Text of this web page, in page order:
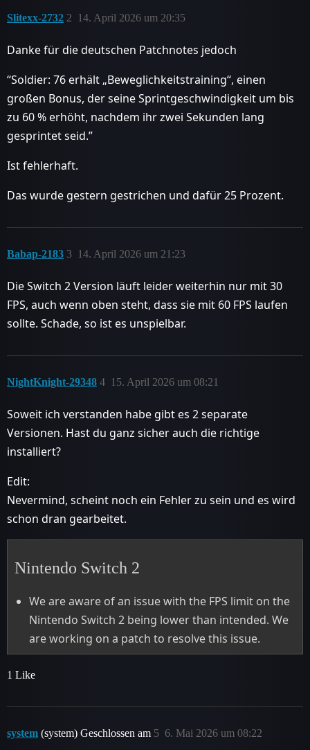
Slitexx-2732 14. April 2026 um 20:35
2
Danke für die deutschen Patchnotes jedoch
“Soldier: 76 erhält „Beweglichkeitstraining“, einen
großen Bonus, der seine Sprintgeschwindigkeit um bis
zu 60 % erhöht, nachdem ihr zwei Sekunden lang
gesprintet seid.”
Ist fehlerhaft.
Das wurde gestern gestrichen und dafür 25 Prozent.
Babap-2183 14. April 2026 um 21:23
3
Die Switch 2 Version läuft leider weiterhin nur mit 30
FPS, auch wenn oben steht, dass sie mit 60 FPS laufen
sollte. Schade, so ist es unspielbar.
NightKnight-29348 15. April 2026 um 08:21
4
Soweit ich verstanden habe gibt es 2 separate
Versionen. Hast du ganz sicher auch die richtige
installiert?
Edit:
Nevermind, scheint noch ein Fehler zu sein und es wird
schon dran gearbeitet.
Nintendo Switch 2
We are aware of an issue with the FPS limit on the
Nintendo Switch 2 being lower than intended. We
are working on a patch to resolve this issue.
1 Like
system (system) Geschlossen am 6. Mai 2026 um 08:22
5